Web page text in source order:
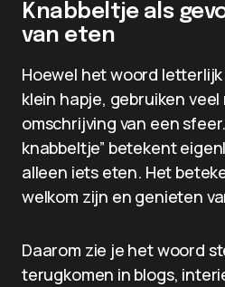
Knabbeltje als
van eten
Hoewel het woord
klein hapje, gebruiken
omschrijving van een
knabbeltje” betekent
alleen iets eten. Het
welkom zijn en genieten
Daarom zie je het woord
terugkomen in blogs,